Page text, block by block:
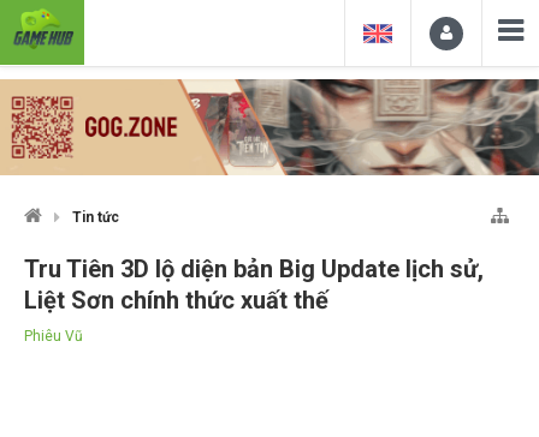
Tin tức
Tru Tiên 3D lộ diện bản Big Update lịch sử,
Liệt Sơn chính thức xuất thế
Phiêu Vũ